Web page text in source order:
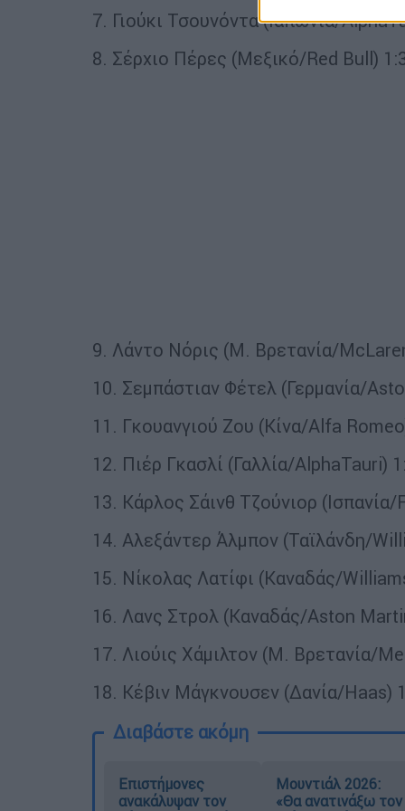
7. Γιούκι Τσουνόντα (Ιαπωνία/
8. Σέρχιο Πέρες (Μεξικό/Red Bull)
9. Λάντο Νόρις (Μ. Βρετανία/
10. Σεμπάστιαν Φέτελ (Γερμανία/
11. Γκουανγιού Ζου (Κίνα/Alfa
12. Πιέρ Γκασλί (Γαλλία/AlphaTauri)
13. Κάρλος Σάινθ Τζούνιορ
14. Αλεξάντερ Άλμπον (Ταϊλάνδη/
15. Νίκολας Λατίφι (Καναδάς/
16. Λανς Στρολ (Καναδάς/Aston
17. Λιούις Χάμιλτον (Μ. Βρετανία/
18. Κέβιν Μάγκνουσεν (Δανία/Haas)
Διαβάστε ακόμη
Επιστήμονες
ανακάλυψαν τον
Μουντιάλ 2026:
«Θα ανατινάξω τον